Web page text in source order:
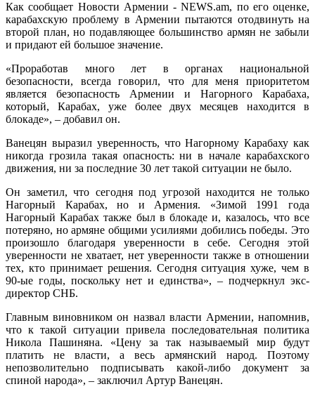
Как сообщает Новости Армении - NEWS.am, по его оценке,
карабахскую проблему в Армении пытаются отодвинуть на
второй план, но подавляющее большинство армян не забыли
и придают ей большое значение.
«Проработав много лет в органах национальной
безопасности, всегда говорил, что для меня приоритетом
является безопасность Армении и Нагорного Карабаха,
который, Карабах, уже более двух месяцев находится в
блокаде», – добавил он.
Ванецян выразил уверенность, что Нагорному Карабаху как
никогда грозила такая опасность: ни в начале карабахского
движения, ни за последние 30 лет такой ситуации не было.
Он заметил, что сегодня под угрозой находится не только
Нагорный Карабах, но и Армения. «Зимой 1991 года
Нагорный Карабах также был в блокаде и, казалось, что все
потеряно, но армяне общими усилиями добились победы. Это
произошло благодаря уверенности в себе. Сегодня этой
уверенности не хватает, нет уверенности также в отношении
тех, кто принимает решения. Сегодня ситуация хуже, чем в
90-ые годы, поскольку нет и единства», – подчеркнул экс-
директор СНБ.
Главным виновником он назвал власти Армении, напомнив,
что к такой ситуации привела последовательная политика
Никола Пашиняна. «Цену за так называемый мир будут
платить не власти, а весь армянский народ. Поэтому
непозволительно подписывать какой-либо документ за
спиной народа», – заключил Артур Ванецян.